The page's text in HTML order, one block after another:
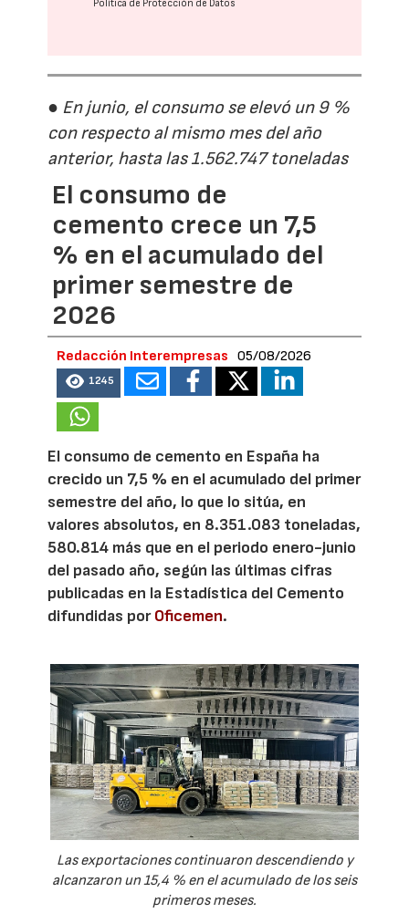
Política de Protección de Datos
● En junio, el consumo se elevó un 9 %
con respecto al mismo mes del año
anterior, hasta las 1.562.747 toneladas
El consumo de
cemento crece un 7,5
% en el acumulado del
primer semestre de
2026
Redacción Interempresas 05/08/2026
1245
El consumo de cemento en España ha
crecido un 7,5 % en el acumulado del primer
semestre del año, lo que lo sitúa, en
valores absolutos, en 8.351.083 toneladas,
580.814 más que en el periodo enero-junio
del pasado año, según las últimas cifras
publicadas en la Estadística del Cemento
difundidas porOficemen.
Las exportaciones continuaron descendiendo y
alcanzaron un 15,4 % en el acumulado de los seis
primeros meses.